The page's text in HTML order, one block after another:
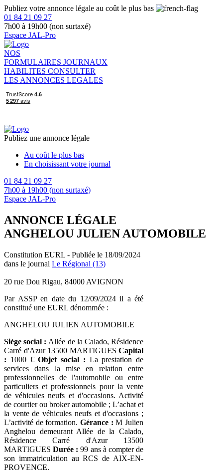
Publiez votre annonce légale au coût le plus bas
01 84 21 09 27
7h00 à 19h00 (non surtaxé)
Espace JAL-Pro
NOS
FORMULAIRES JOURNAUX
HABILITES CONSULTER
LES ANNONCES LEGALES
Publiez une annonce légale
Au coût le plus bas
En choisissant votre journal
01 84 21 09 27
7h00 à 19h00 (non surtaxé)
Espace JAL-Pro
ANNONCE LÉGALE
ANGHELOU JULIEN AUTOMOBILE
Constitution EURL - Publiée le 18/09/2024
dans le journal Le Régional (13)
20 rue Dou Rigau, 84000 AVIGNON
Par ASSP en date du 12/09/2024 il a été
constitué une EURL dénommée :
ANGHELOU JULIEN AUTOMOBILE
Siège social : Allée de la Calado, Résidence
Carré d'Azur 13500 MARTIGUES Capital
: 1000 €Objet social : La prestation de
services dans la mise en relation entre
professionnelles de l'automobile ou entre
particuliers et professionnels pour la vente
de véhicules neufs et d'occasions. Activité
de courtier ou broker automobile ; L’achat et
la vente de véhicules neufs et d'occasions ;
L’activité de formation. Gérance : M Julien
Anghelou demeurant Allée de la Calado,
Résidence Carré d'Azur 13500
MARTIGUESDurée : 99 ans à compter de
son immatriculation au RCS de AIX-EN-
PROVENCE.